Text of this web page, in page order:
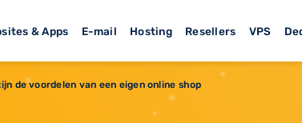
& Apps E-mail Hosting Resellers VPS
de voordelen van een eigen online shop